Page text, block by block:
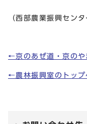
（西部農業振興センタ
←京のあぜ道・京のや
←農林振興室のトップ